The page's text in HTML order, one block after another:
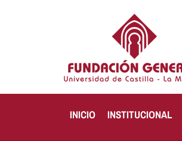
INICIO INSTITUCIONAL